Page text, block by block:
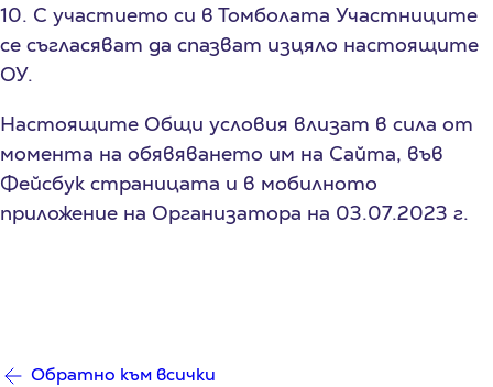
10. С участието си в Томболата Участниците
се съгласяват да спазват изцяло настоящите
ОУ.
Настоящите Общи условия влизат в сила от
момента на обявяването им на Сайта, във
Фейсбук страницата и в мобилното
приложение на Организатора на 03.07.2023 г.
Обратно към всички